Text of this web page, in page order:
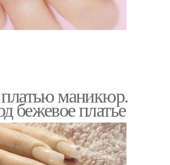
маникюр.
бежевое платье